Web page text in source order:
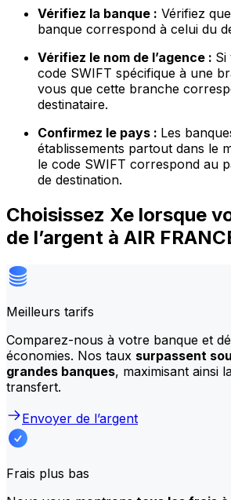
Vérifiez la banque : Vérifiez
banque correspond à celui du
Vérifiez le nom de l’agence : Si
code SWIFT spécifique à une
vous que cette branche
destinataire.
Confirmez le pays : Les
établissements partout dans le
le code SWIFT correspond au
de destination.
Choisissez Xe lorsque
de l’argent à AIR
Meilleurs tarifs
Comparez-nous à votre banque et
économies. Nos taux surpassent
grandes banques, maximisant ainsi
transfert.
Envoyer de l’argent
Frais plus bas